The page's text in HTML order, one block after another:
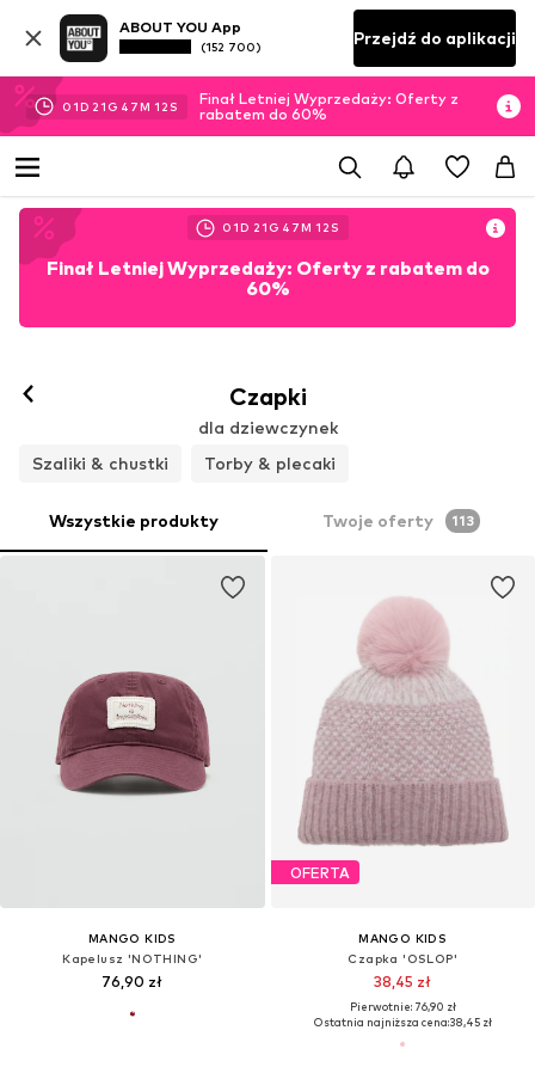
ABOUT YOU App
(152 700) Przejdź do aplikacji
01D 21 G 47M 10 S
Finał Letniej Wyprzedaży: Oferty z
rabatem do 60%
01D 21 G 47M 10 S
Finał Letniej Wyprzedaży: Oferty z rabatem do
60%
Czapki
dla dziewczynek
Szaliki & chustki
Torby & plecaki
Wszystkie produkty Twoje oferty 113
MANGO KIDS
Kapelusz 'NOTHING'
76,90 zł
OFERTA
MANGO KIDS
Czapka 'OSLOP'
38,45 zł
Pierwotnie: 76,90 zł
Ostatnia najniższa cena:38,45 zł